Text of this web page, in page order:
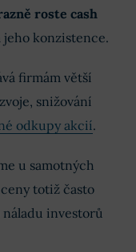
roste cash
konzistence.
firmám větší
snižování
odkupy akcií.
u samotných
totiž často
náladu investorů